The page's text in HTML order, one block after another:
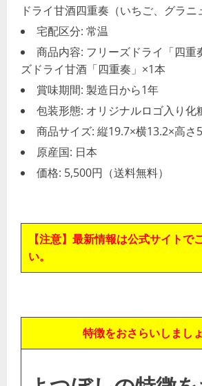
ドライ甘酒四重奏（いちご、グラニ
宅配区分: 常温
商品内容: フリーズドライ「四重
ズドライ甘酒「四重奏」×1本
賞味期間: 製造日から1年
包装形態: オリジナルロゴ入り化
商品サイズ: 縦19.7×横13.2×高さ
原産国: 日本
価格: 5,500円（送料無料）
【注意】最新情報は公式サイトで
い。
特徴をおさらいしましょ